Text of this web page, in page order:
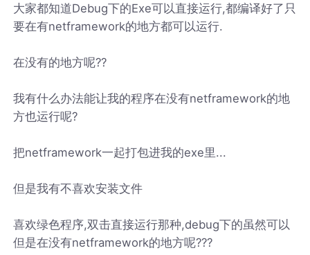
大家都知道Debug下的Exe可以直接运行,都编译好了只
要在有netframework的地方都可以运行.
在没有的地方呢??
我有什么办法能让我的程序在没有netframework的地
方也运行呢?
把netframework一起打包进我的exe里...
但是我有不喜欢安装文件
喜欢绿色程序,双击直接运行那种,debug下的虽然可以
但是在没有netframework的地方呢???